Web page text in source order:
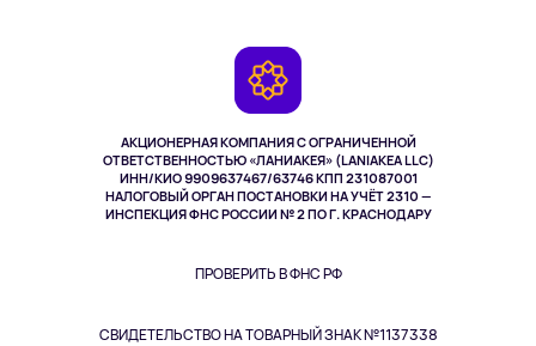
АКЦИОНЕРНАЯ КОМПАНИЯ С ОГРАНИЧЕННОЙ
ОТВЕТСТВЕННОСТЬЮ «ЛАНИАКЕЯ» (LANIAKEA LLC)
ИНН/КИО 9909637467/63746 КПП 231087001
НАЛОГОВЫЙ ОРГАН ПОСТАНОВКИ НА УЧЁТ 2310 —
ИНСПЕКЦИЯ ФНС РОССИИ № 2 ПО Г. КРАСНОДАРУ
ПРОВЕРИТЬ В ФНС РФ
СВИДЕТЕЛЬСТВО НА ТОВАРНЫЙ ЗНАК №1137338
Здоровье питомцев
Одежда и аксессуары